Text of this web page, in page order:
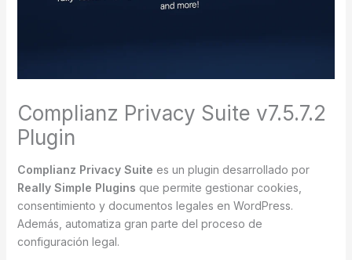
Complianz Privacy Suite v7.5.7.2
Plugin
Complianz Privacy Suite es un plugin desarrollado por
Really Simple Plugins que permite gestionar cookies,
consentimiento y documentos legales en WordPress.
Además, automatiza gran parte del proceso de
configuración legal.